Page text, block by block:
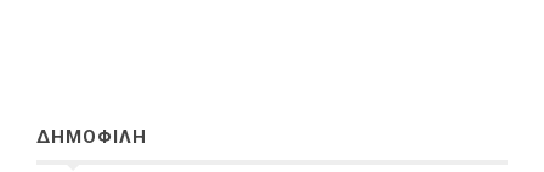
ΔΗΜΟΦΙΛΗ